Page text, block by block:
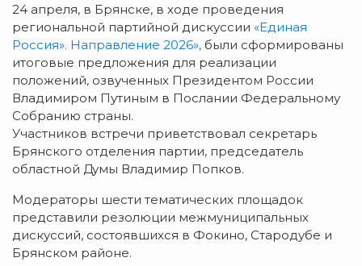
24 апреля, в Брянске, в ходе проведения
региональной партийной дискуссии «Единая
Россия». Направление 2026», были сформированы
итоговые предложения для реализации
положений, озвученных Президентом России
Владимиром Путиным в Послании Федеральному
Собранию страны.
Участников встречи приветствовал секретарь
Брянского отделения партии, председатель
областной Думы Владимир Попков.
Модераторы шести тематических площадок
представили резолюции межмуниципальных
дискуссий, состоявшихся в Фокино, Стародубе и
Брянском районе.